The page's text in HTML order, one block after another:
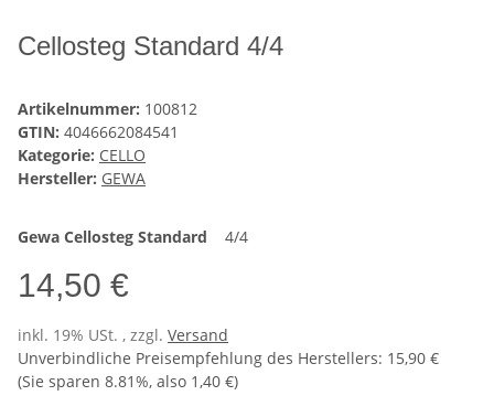
Cellosteg Standard 4/4
Artikelnummer: 100812
GTIN: 4046662084541
Kategorie: CELLO
Hersteller: GEWA
Gewa Cellosteg Standard 4/4
14,50 €
inkl. 19% USt. , zzgl. Versand
Unverbindliche Preisempfehlung des Herstellers: 15,90 €
(Sie sparen 8.81%, also 1,40 €)